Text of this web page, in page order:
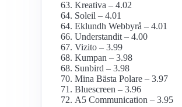
Kreativa – 4.02
Soleil – 4.01
Eklundh Webbyrå – 4.01
Understandit – 4.00
Vizito – 3.99
Kumpan – 3.98
Sunbird – 3.98
Mina Bästa Polare – 3.97
Bluescreen – 3.96
A5 Communication – 3.95